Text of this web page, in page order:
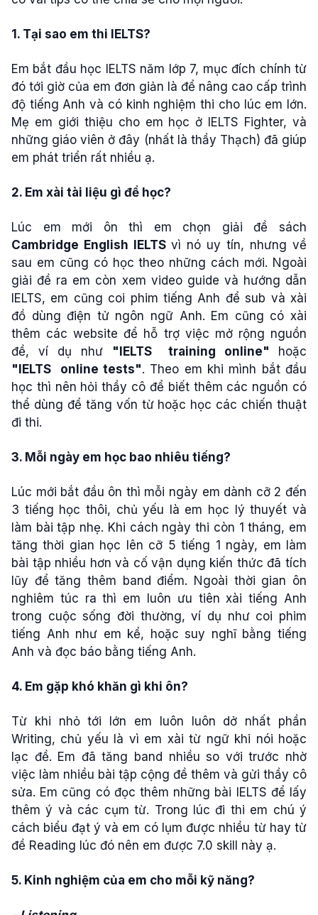
1. Tại sao em thi IELTS?
Em bắt đầu học IELTS năm lớp 7, mục đích chính từ
đó tới giờ của em đơn giản là để nâng cao cấp trình
độ tiếng Anh và có kinh nghiệm thi cho lúc em lớn.
Mẹ em giới thiệu cho em học ở IELTS Fighter, và
những giáo viên ở đây (nhất là thầy Thạch) đã giúp
em phát triển rất nhiều ạ.
2. Em xài tài liệu gì để học?
Lúc em mới ôn thì em chọn giải đề sách
Cambridge English IELTS vì nó uy tín, nhưng về
sau em cũng có học theo những cách mới. Ngoài
giải đề ra em còn xem video guide và hướng dẫn
IELTS, em cũng coi phim tiếng Anh để sub và xài
đồ dùng điện tử ngôn ngữ Anh. Em cũng có xài
thêm các website để hỗ trợ việc mở rộng nguồn
đề, ví dụ như
"IELTS training online" hoặc
"IELTS online tests". Theo em khi mình bắt đầu
học thì nên hỏi thầy cô để biết thêm các nguồn có
thể dùng để tăng vốn từ hoặc học các chiến thuật
đi thi.
3. Mỗi ngày em học bao nhiêu tiếng?
Lúc mới bắt đầu ôn thì mỗi ngày em dành cỡ 2 đến
3 tiếng học thôi, chủ yếu là em học lý thuyết và
làm bài tập nhẹ. Khi cách ngày thi còn 1 tháng, em
tăng thời gian học lên cỡ 5 tiếng 1 ngày, em làm
bài tập nhiều hơn và cố vận dụng kiến thức đã tích
lũy để tăng thêm band điểm. Ngoài thời gian ôn
nghiêm túc ra thì em luôn ưu tiên xài tiếng Anh
trong cuộc sống đời thường, ví dụ như coi phim
tiếng Anh như em kể, hoặc suy nghĩ bằng tiếng
Anh và đọc báo bằng tiếng Anh.
4. Em gặp khó khăn gì khi ôn?
Từ khi nhỏ tới lớn em luôn luôn dở nhất phần
Writing, chủ yếu là vì em xài từ ngữ khi nói hoặc
lạc đề. Em đã tăng band nhiều so với trước nhờ
việc làm nhiều bài tập cộng đề thêm và gửi thầy cô
sửa. Em cũng có đọc thêm những bài IELTS để lấy
thêm ý và các cụm từ. Trong lúc đi thi em chú ý
cách biểu đạt ý và em có lụm được nhiều từ hay từ
đề Reading lúc đó nên em được 7.0 skill này ạ.
5. Kinh nghiệm của em cho mỗi kỹ năng?